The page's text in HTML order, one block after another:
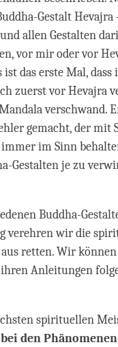
Gestalt Hevajra
allen Gestalten
vor mir oder vor
das erste Mal,
zuerst vor Hevajra
verschwand.
gemacht, der mit
im Sinn
Gestalten je zu
Buddha-
verehren wir die
retten. Wir
Anleitungen
spirituellen
bei den